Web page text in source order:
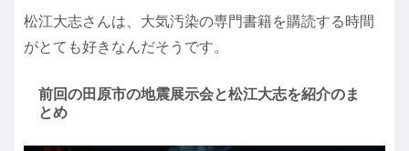
松江大志さんは、大気汚染の専門書籍を購読する時間
がとても好きなんだそうです。
前回の田原市の地震展示会と松江大志を紹介のま
とめ